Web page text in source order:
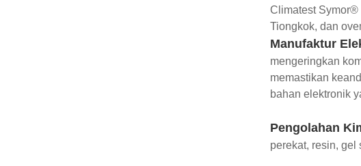
Climatest Symor®
Tiongkok, dan
Manufaktur
mengeringkan
memastikan
bahan elektronik
Pengolahan
perekat, resin, gel